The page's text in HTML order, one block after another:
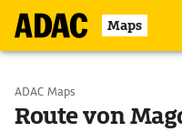
Maps
Start wählen
ADAC Maps
Route von